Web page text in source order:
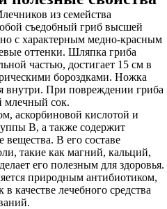
из семейства
съедобный гриб высшей
с характерным медно-красным
оттенки. Шляпка гриба
частью, достигает 15 см в
бороздками. Ножка
внутри. При повреждении гриба
млечный сок.
аскорбиновой кислотой и
В, а также содержит
вещества. В его составе
такие как магний, кальций,
его полезным для здоровья.
природным антибиотиком,
качестве лечебного средства